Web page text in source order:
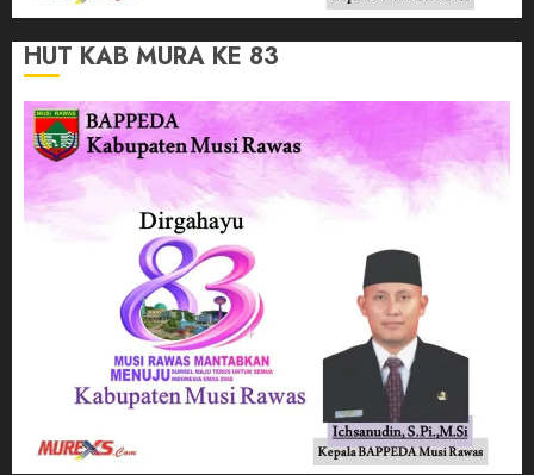
HUT KAB MURA KE 83